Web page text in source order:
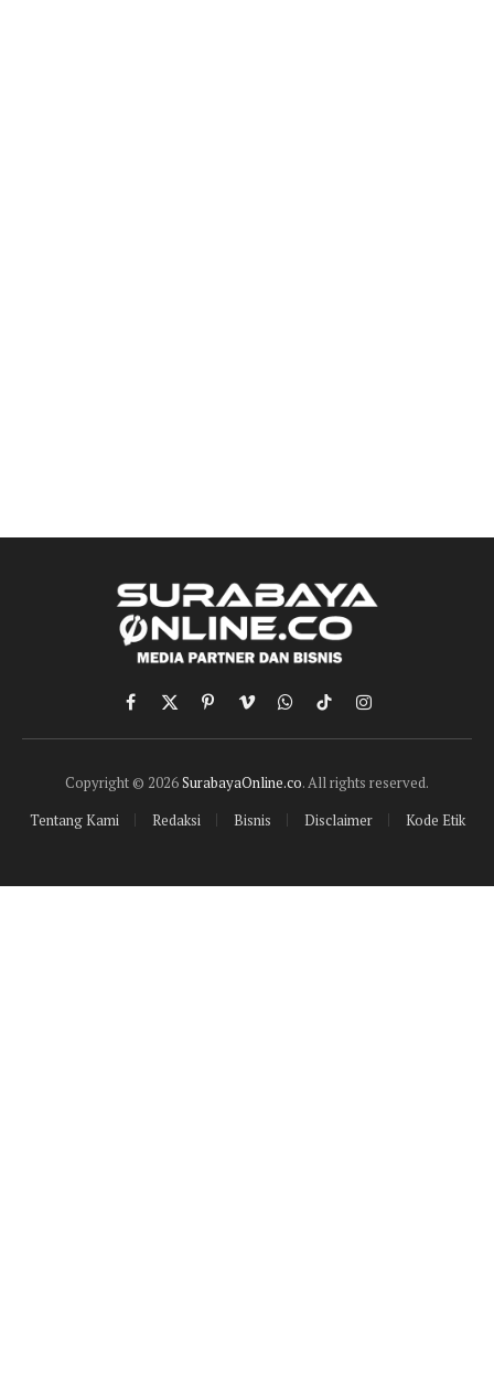
Facebook
X
(Twitter)
PinterestVimeoWhatsApp
TikTokInstagram
Copyright © 2026SurabayaOnline.co. All rights reserved.
Tentang Kami
Redaksi Bisnis Disclaimer Kode Etik